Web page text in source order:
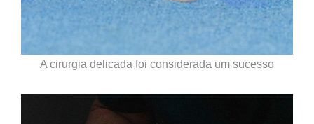
A cirurgia delicada foi considerada um sucesso